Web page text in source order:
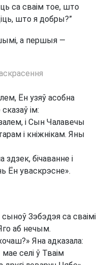
са сваім тое, што
што я добры?”
а першыя —
Ён узяў асобна
ім:
і Сын Чалавечы
і кніжнікам. Яны
здзек, бічаванне і
Ён уваскрэсне».
Зэбэдэя са сваімі
аб нечым.
Яна адказала:
селі ў Тваім